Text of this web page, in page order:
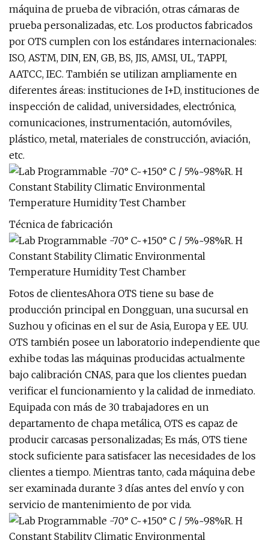
máquina de prueba de vibración, otras cámaras de
prueba personalizadas, etc. Los productos fabricados
por OTS cumplen con los estándares internacionales:
ISO, ASTM, DIN, EN, GB, BS, JIS, AMSI, UL, TAPPI,
AATCC, IEC. También se utilizan ampliamente en
diferentes áreas: instituciones de I+D, instituciones de
inspección de calidad, universidades, electrónica,
comunicaciones, instrumentación, automóviles,
plástico, metal, materiales de construcción, aviación,
etc.
Técnica de fabricación
Fotos de clientesAhora OTS tiene su base de
producción principal en Dongguan, una sucursal en
Suzhou y oficinas en el sur de Asia, Europa y EE. UU.
OTS también posee un laboratorio independiente que
exhibe todas las máquinas producidas actualmente
bajo calibración CNAS, para que los clientes puedan
verificar el funcionamiento y la calidad de inmediato.
Equipada con más de 30 trabajadores en un
departamento de chapa metálica, OTS es capaz de
producir carcasas personalizadas; Es más, OTS tiene
stock suficiente para satisfacer las necesidades de los
clientes a tiempo. Mientras tanto, cada máquina debe
ser examinada durante 3 días antes del envío y con
servicio de mantenimiento de por vida.